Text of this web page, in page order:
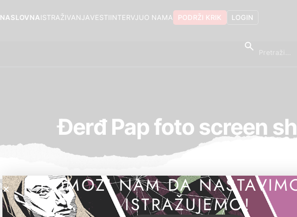
LOGIN
PODRŽI KRIK
O NAMA
INTERVJU
VESTI
ISTRAŽIVANJA
NASLOVNA
Đerđ Pap foto screen
POMOZI NAM DA
ISTRAŽUJEMO!